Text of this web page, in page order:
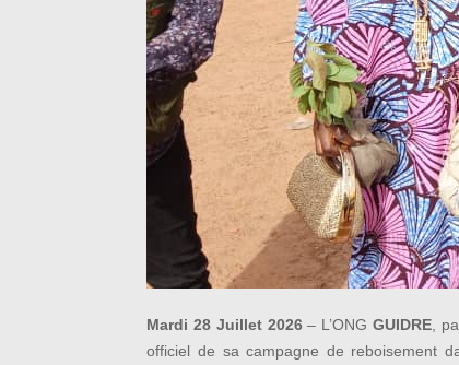
Mardi 28 Juillet 2026– L’ONG GUIDRE,
officiel de sa campagne de reboisement